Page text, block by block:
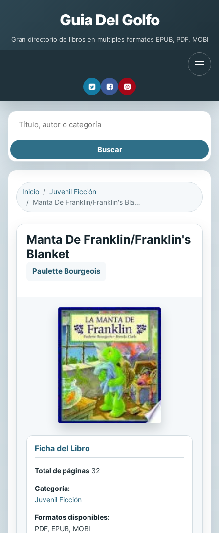
Guia Del Golfo
Gran directorio de libros en multiples formatos EPUB, PDF, MOBI
Inicio
Juvenil Ficción
Manta De Franklin/Franklin's Blanket
Manta De Franklin/Franklin's
Blanket
Paulette Bourgeois
Ficha del Libro
Total de páginas 32
Categoría:
Juvenil Ficción
Formatos disponibles:
PDF, EPUB, MOBI